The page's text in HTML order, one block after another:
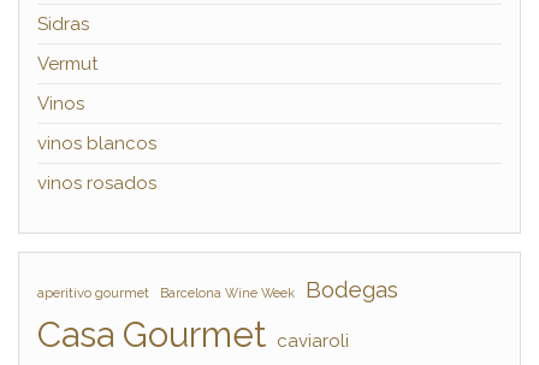
Sidras
Vermut
Vinos
vinos blancos
vinos rosados
aperitivo gourmet Barcelona Wine Week Bodegas
Casa Gourmet caviaroli